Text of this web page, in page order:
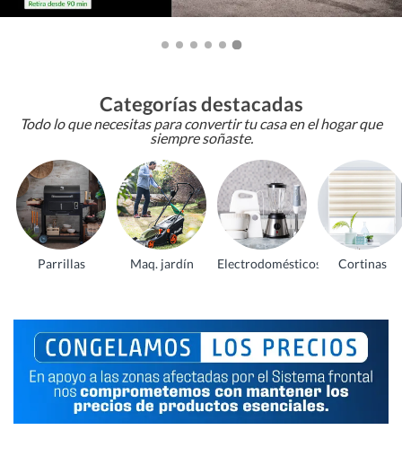
Categorías destacadas
Todo lo que necesitas para convertir tu casa en el hogar que
siempre soñaste.
Parrillas Maq. jardín Electrodomésticos Cortinas